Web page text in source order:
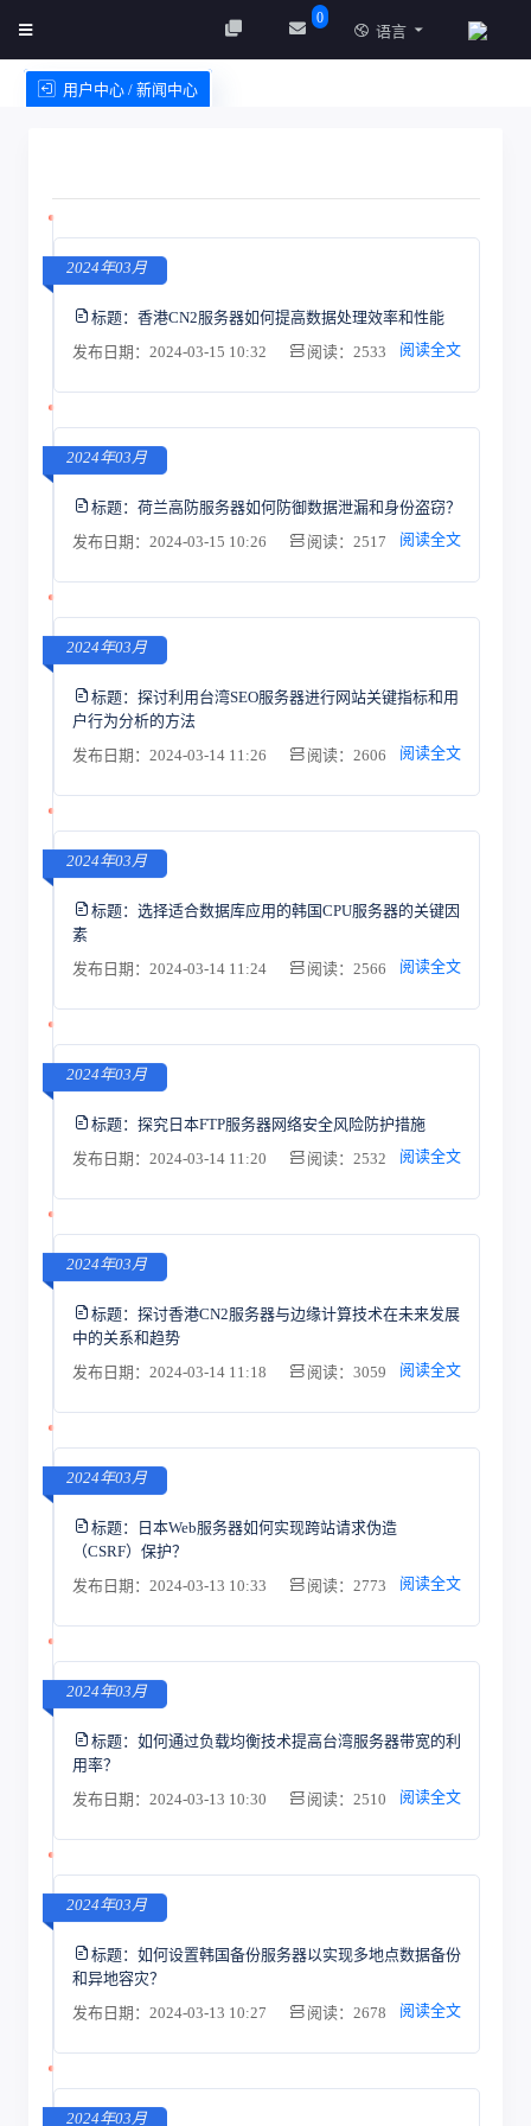
0
语言
用户中心 / 新闻中心
2024年03月
标题： 香港CN2服务器如何提高数据处理效率和性能
发布日期：2024-03-15 10:32
阅读：2533 阅读全文
2024年03月
标题： 荷兰高防服务器如何防御数据泄漏和身份盗窃？
发布日期：2024-03-15 10:26
阅读：2517 阅读全文
2024年03月
标题： 探讨利用台湾SEO服务器进行网站关键指标和用
户行为分析的方法
发布日期：2024-03-14 11:26
阅读：2606 阅读全文
2024年03月
标题： 选择适合数据库应用的韩国CPU服务器的关键因
素
发布日期：2024-03-14 11:24
阅读：2566 阅读全文
2024年03月
标题： 探究日本FTP服务器网络安全风险防护措施
发布日期：2024-03-14 11:20
阅读：2532 阅读全文
2024年03月
标题： 探讨香港CN2服务器与边缘计算技术在未来发展
中的关系和趋势
发布日期：2024-03-14 11:18
阅读：3059 阅读全文
2024年03月
标题：
日本Web服务器如何实现跨站请求伪造
（CSRF）保护？
发布日期：2024-03-13 10:33
阅读：2773 阅读全文
2024年03月
标题： 如何通过负载均衡技术提高台湾服务器带宽的利
用率？
发布日期：2024-03-13 10:30
阅读：2510 阅读全文
2024年03月
标题： 如何设置韩国备份服务器以实现多地点数据备份
和异地容灾？
发布日期：2024-03-13 10:27
阅读：2678 阅读全文
2024年03月